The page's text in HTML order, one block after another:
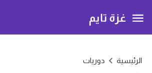
غزة تايم
الرئيسية دوريات